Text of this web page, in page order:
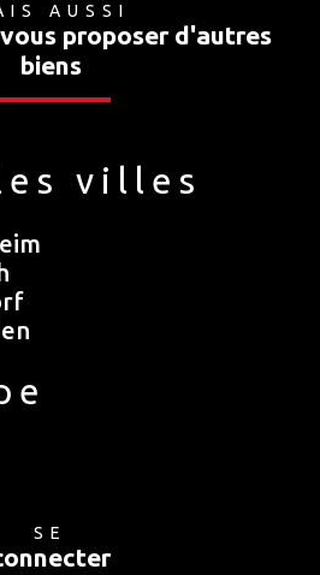
AUSSI
proposer d'autres
biens
villes
SE